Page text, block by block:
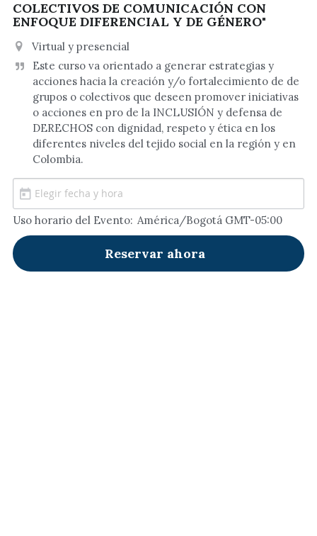
COLECTIVOS DE COMUNICACIÓN CON
ENFOQUE DIFERENCIAL Y DE GÉNERO"
Virtual y presencial
Este curso va orientado a generar estrategias y
acciones hacia la creación y/o fortalecimiento de de
grupos o colectivos que deseen promover iniciativas
o acciones en pro de la INCLUSIÓN y defensa de
DERECHOS con dignidad, respeto y ética en los
diferentes niveles del tejido social en la región y en
Colombia.
Uso horario del Evento: América/Bogotá GMT-05:00
Reservar ahora